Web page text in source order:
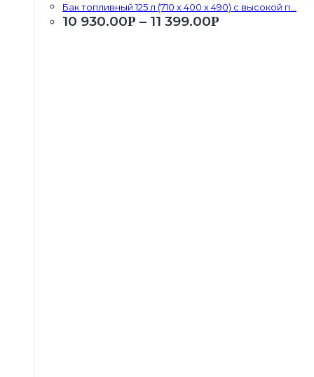
Бак топливный 125 л (710 х 400 х 490) с высокой п...
10 930.00Р – 11 399.00Р